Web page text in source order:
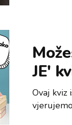
JE'
Ovaj kviz